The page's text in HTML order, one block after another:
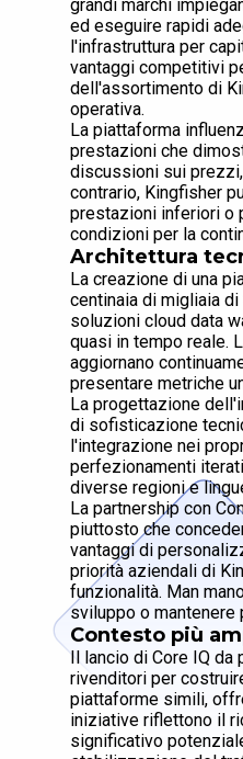
grandi marchi
ed eseguire rapidi
l'infrastruttura per
vantaggi competitivi
dell'assortimento di
operativa.
La piattaforma
prestazioni che
discussioni sui
contrario, Kingfisher
prestazioni inferiori o
condizioni per la
Architettura
La creazione di una
centinaia di migliaia
soluzioni cloud data
quasi in tempo reale.
aggiornano
presentare metriche
La progettazione
di sofisticazione
l'integrazione nei
perfezionamenti
diverse regioni e
La partnership con
piuttosto che
vantaggi di
priorità aziendali di
funzionalità. Man
sviluppo o mantenere
Contesto più
Il lancio di Core IQ da
rivenditori per
piattaforme simili,
iniziative riflettono il
significativo